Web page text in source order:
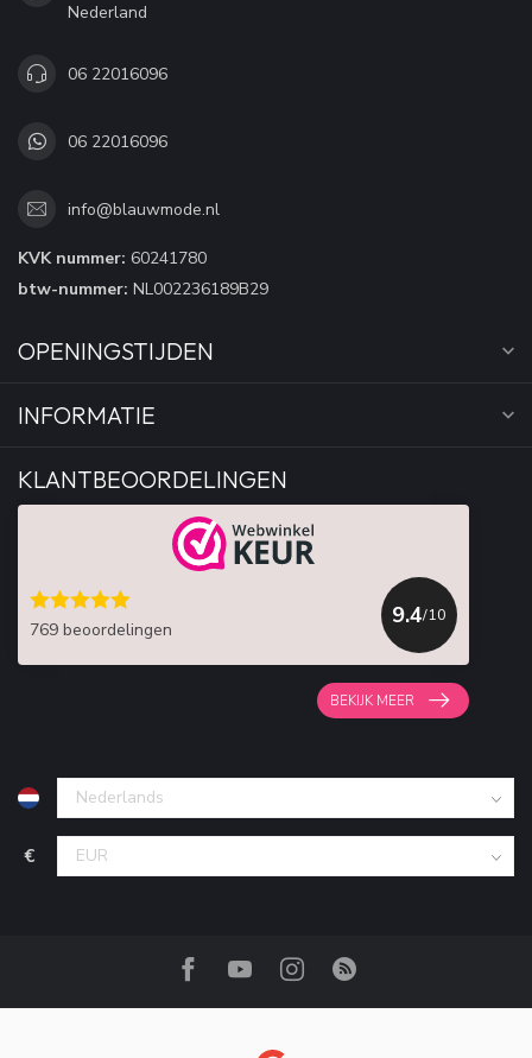
Nederland
06 22016096
06 22016096
info@blauwmode.nl
KVK nummer: 60241780
btw-nummer: NL002236189B29
OPENINGSTIJDEN
INFORMATIE
KLANTBEOORDELINGEN
769 beoordelingen
9.4/10
BEKIJK MEER
€